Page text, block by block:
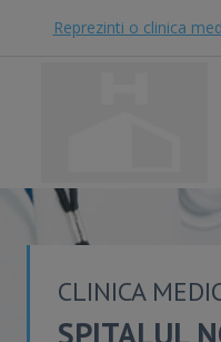
Reprezinti o clinica
CLINICA
SPITALUL